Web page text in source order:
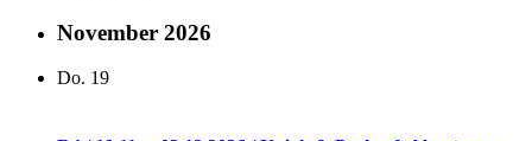
November 2026
Do. 19